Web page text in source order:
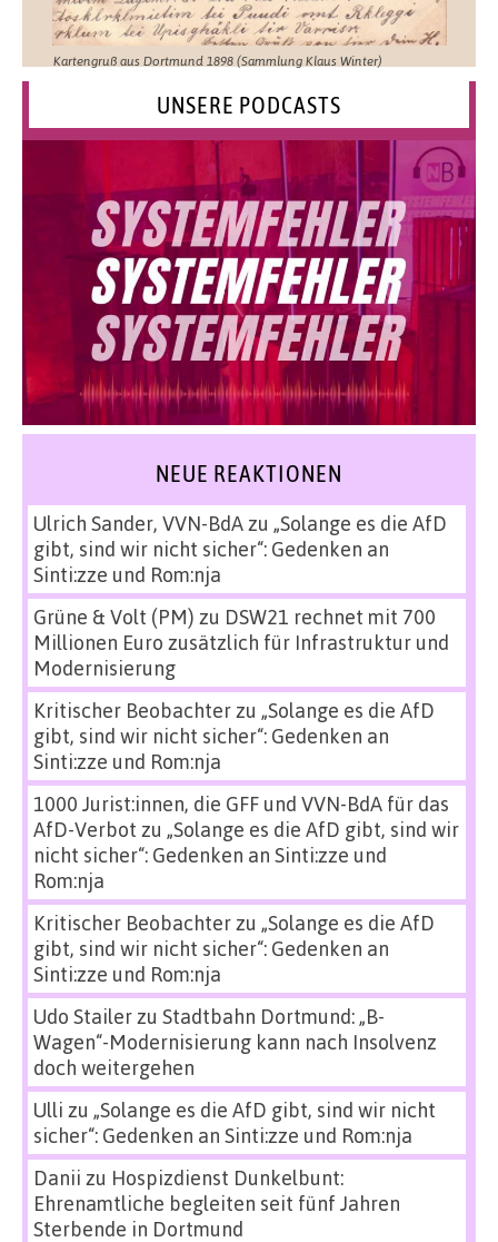
Kartengruß aus Dortmund 1898 (Sammlung Klaus Winter)
UNSERE PODCASTS
NEUE REAKTIONEN
Ulrich Sander, VVN-BdAzu „Solange es die AfD
gibt, sind wir nicht sicher“: Gedenken an
Sinti:zze und Rom:nja
Grüne & Volt (PM) zu DSW21 rechnet mit 700
Millionen Euro zusätzlich für Infrastruktur und
Modernisierung
Kritischer Beobachterzu „Solange es die AfD
gibt, sind wir nicht sicher“: Gedenken an
Sinti:zze und Rom:nja
1000 Jurist:innen, die GFF und VVN-BdA für das
AfD-Verbot zu „Solange es die AfD gibt, sind wir
nicht sicher“: Gedenken an Sinti:zze und
Rom:nja
Kritischer Beobachterzu „Solange es die AfD
gibt, sind wir nicht sicher“: Gedenken an
Sinti:zze und Rom:nja
Udo Stailerzu Stadtbahn Dortmund: „B-
Wagen“-Modernisierung kann nach Insolvenz
doch weitergehen
Ulli zu „Solange es die AfD gibt, sind wir nicht
sicher“: Gedenken an Sinti:zze und Rom:nja
Danii zu Hospizdienst Dunkelbunt:
Ehrenamtliche begleiten seit fünf Jahren
Sterbende in Dortmund